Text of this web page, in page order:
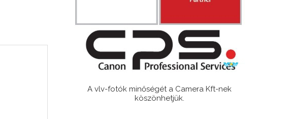
A vlv-fotók minőségét a Camera Kft-nek
köszönhetjük.